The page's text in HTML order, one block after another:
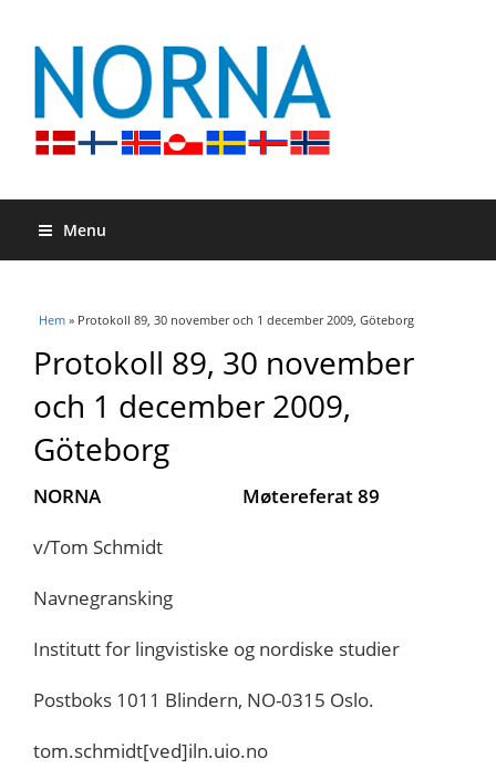
Menu
Du är här
Hem » Protokoll 89, 30 november och 1 december 2009, Göteborg
Protokoll 89, 30 november
och 1 december 2009,
Göteborg
NORNA Møtereferat 89
v/Tom Schmidt
Navnegransking
Institutt for lingvistiske og nordiske studier
Postboks 1011 Blindern, NO-0315 Oslo.
tom.schmidt[ved]iln.uio.no